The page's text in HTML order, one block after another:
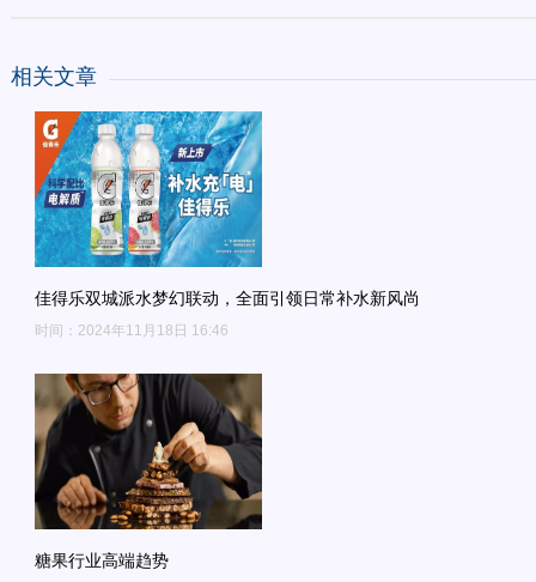
相关文章
佳得乐双城派水梦幻联动，全面引领日常补水新风尚
时间：2024年11月18日 16:46
糖果行业高端趋势